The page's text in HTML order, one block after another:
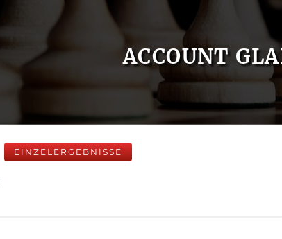
ACCOUNT
EINZELERGEBNISSE